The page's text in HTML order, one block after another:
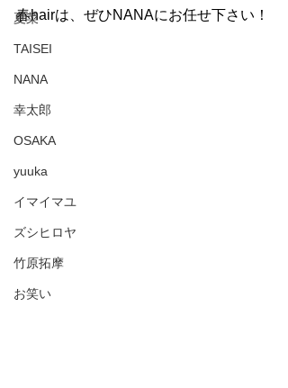
夏菜
TAISEI
NANA
幸太郎
OSAKA
yuuka
イマイマユ
ズシヒロヤ
竹原拓摩
お笑い
春hairは、ぜひNANAにお任せ下さい！